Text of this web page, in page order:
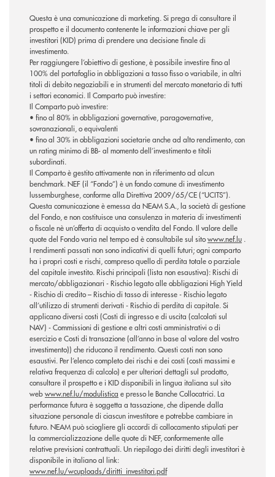
Questa è una comunicazione di marketing. Si prega di consultare il
prospetto e il documento contenente le informazioni chiave per gli
investitori (KID) prima di prendere una decisione finale di
investimento.
Per raggiungere l’obiettivo di gestione, è possibile investire fino al
100% del portafoglio in obbligazioni a tasso fisso o variabile, in altri
titoli di debito negoziabili e in strumenti del mercato monetario di tutti
i settori economici. Il Comparto può investire:
Il Comparto può investire:
• fino al 80% in obbligazioni governative, paragovernative,
sovranazionali, o equivalenti
• fino al 30% in obbligazioni societarie anche ad alto rendimento, con
un rating minimo di BB- al momento dell’investimento e titoli
subordinati.
Il Comparto è gestito attivamente non in riferimento ad alcun
benchmark. NEF (il “Fondo”) è un fondo comune di investimento
lussemburghese, conforme alla Direttiva 2009/65/CE (“UCITS”).
Questa comunicazione è emessa da NEAM S.A., la società di gestione
del Fondo, e non costituisce una consulenza in materia di investimenti
o fiscale nè un’offerta di acquisto o vendita del Fondo. Il valore delle
quote del Fondo varia nel tempo ed è consultabile sul sitowww.nef.lu .
I rendimenti passati non sono indicativi di quelli futuri; ogni comparto
ha i propri costi e rischi, compreso quello di perdita totale o parziale
del capitale investito. Rischi principali (lista non esaustiva): Rischi di
mercato/obbligazionari - Rischio legato alle obbligazioni High Yield
- Rischio di credito – Rischio di tasso di interesse - Rischio legato
all’utilizzo di strumenti derivati - Rischio di perdita di capitale. Si
applicano diversi costi (Costi di ingresso e di uscita (calcolati sul
NAV) - Commissioni di gestione e altri costi amministrativi o di
esercizio e Costi di transazione (all’anno in base al valore del vostro
investimento)) che riducono il rendimento. Questi costi non sono
esaustivi. Per l’elenco completo dei rischi e dei costi (costi massimi e
relativa frequenza di calcolo) e per ulteriori dettagli sul prodotto,
consultare il prospetto e i KID disponibili in lingua italiana sul sito
webwww.nef.lu/modulistica e presso le Banche Collocatrici. La
performance futura è soggetta a tassazione, che dipende dalla
situazione personale di ciascun investitore e potrebbe cambiare in
futuro. NEAM può sciogliere gli accordi di collocamento stipulati per
la commercializzazione delle quote di NEF, conformemente alle
relative previsioni contrattuali. Un riepilogo dei diritti degli investitori è
disponibile in italiano al link:
www.nef.lu/wcuploads/diritti_investitori.pdf